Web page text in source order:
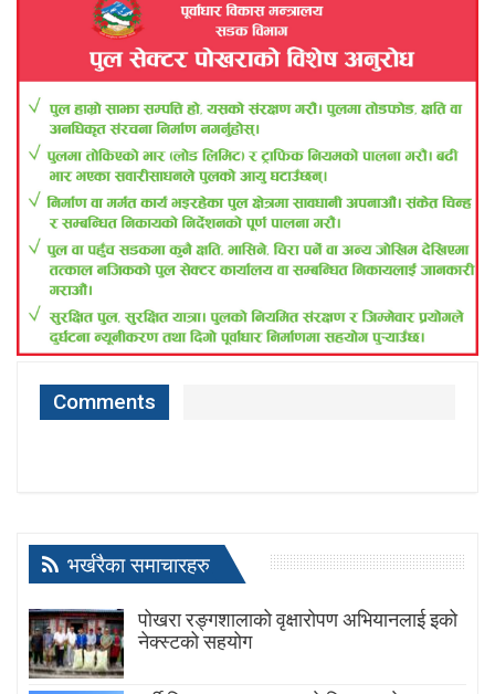
Comments
भर्खरैका समाचारहरु
पोखरा रङ्गशालाको वृक्षारोपण अभियानलाई इको
नेक्स्टको सहयोग